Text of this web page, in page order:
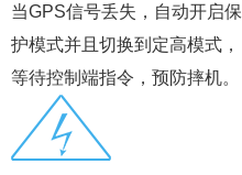
当GPS信号丢失，自动开启保
护模式并且切换到定高模式，
等待控制端指令，预防摔机。